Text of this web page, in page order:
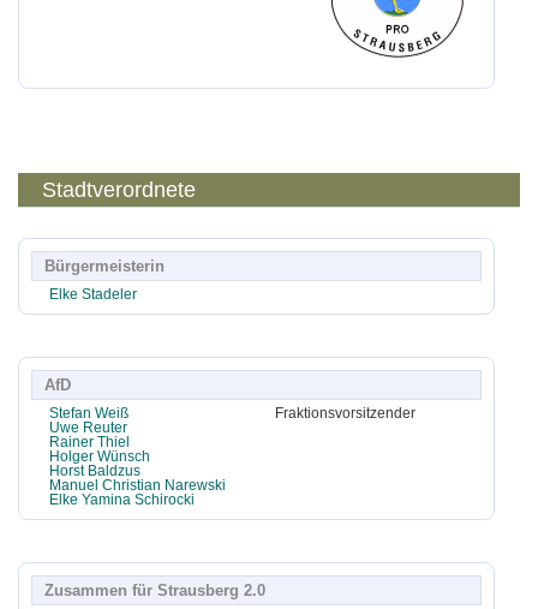
Stadtverordnete
Bürgermeisterin
Elke Stadeler
AfD
Stefan Weiß
Fraktionsvorsitzender
Uwe Reuter
Rainer Thiel
Holger Wünsch
Horst Baldzus
Manuel Christian Narewski
Elke Yamina Schirocki
Zusammen für Strausberg 2.0